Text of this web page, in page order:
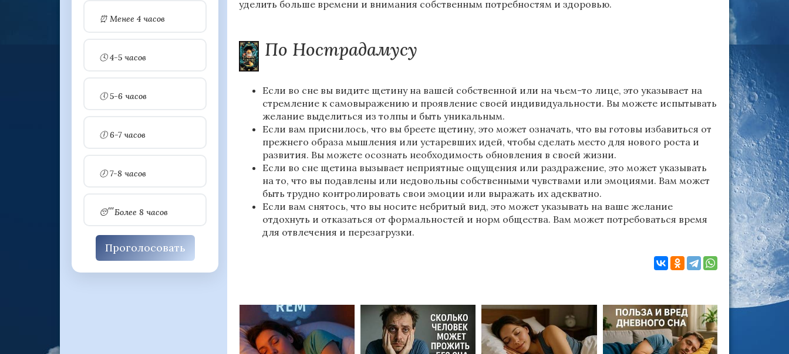
⏰ Менее 4 часов
🕓 4-5 часов
🕔 5-6 часов
🕕 6-7 часов
🕖 7-8 часов
😴 Более 8 часов
Проголосовать
уделить больше времени и внимания собственным потребностям и здоровью.
По Нострадамусу
Если во сне вы видите щетину на вашей собственной или на чьем-то лице, это указывает на
стремление к самовыражению и проявление своей индивидуальности. Вы можете испытывать
желание выделиться из толпы и быть уникальным.
Если вам приснилось, что вы бреете щетину, это может означать, что вы готовы избавиться от
прежнего образа мышления или устаревших идей, чтобы сделать место для нового роста и
развития. Вы можете осознать необходимость обновления в своей жизни.
Если во сне щетина вызывает неприятные ощущения или раздражение, это может указывать
на то, что вы подавлены или недовольны собственными чувствами или эмоциями. Вам может
быть трудно контролировать свои эмоции или выражать их адекватно.
Если вам снятось, что вы носите небритый вид, это может указывать на ваше желание
отдохнуть и отказаться от формальностей и норм общества. Вам может потребоваться время
для отвлечения и перезагрузки.